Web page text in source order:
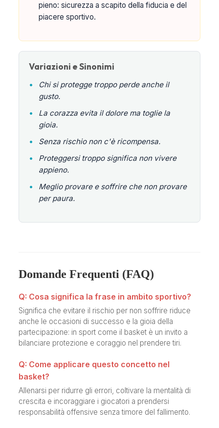
pieno: sicurezza a scapito della fiducia e del
piacere sportivo.
Variazioni e Sinonimi
•
Chi si protegge troppo perde anche il
gusto.
•
La corazza evita il dolore ma toglie la
gioia.
•
Senza rischio non c'è ricompensa.
•
Proteggersi troppo significa non vivere
appieno.
•
Meglio provare e soffrire che non provare
per paura.
Domande Frequenti (FAQ)
Q: Cosa significa la frase in ambito sportivo?
Significa che evitare il rischio per non soffrire riduce
anche le occasioni di successo e la gioia della
partecipazione: in sport come il basket è un invito a
bilanciare protezione e coraggio nel prendere tiri.
Q: Come applicare questo concetto nel
basket?
Allenarsi per ridurre gli errori, coltivare la mentalità di
crescita e incoraggiare i giocatori a prendersi
responsabilità offensive senza timore del fallimento.